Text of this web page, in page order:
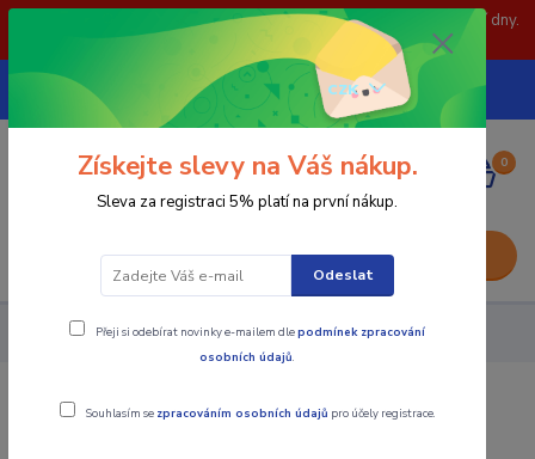
POZOR: 31.7 , 3.8 a 5.8- zavřeno. objednávky odešleme následující dny.
Děkujeme za pochopení.
CZK
739252246
(Po-Pá, 8-15 hod.)
0
0,00 Kč
Nástroje - Kovoobrábění SSBCR/L
SSBCR/L
Získejte slevy na Váš nákup.
Sleva za registraci 5% platí na první nákup.
Odeslat
Přeji si odebírat novinky e-mailem dlepodmínek zpracování
osobních údajů.
Souhlasím se zpracováním osobních údajů pro účely registrace.